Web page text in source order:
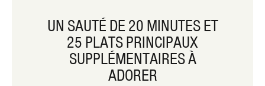
UN SAUTÉ DE 20 MINUTES ET
25 PLATS PRINCIPAUX
SUPPLÉMENTAIRES À
ADORER